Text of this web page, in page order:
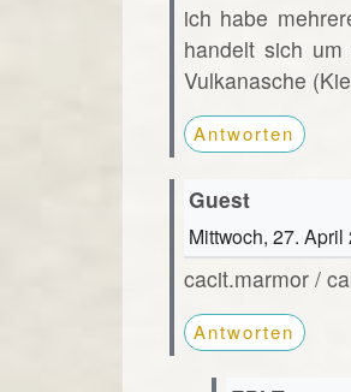
ich habe
handelt sich
Vulkanasche
Antworten
Guest
Mittwoch, 27. April
cacit.marmor /
Antworten